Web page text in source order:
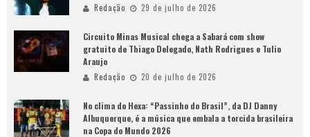
Redação 29 de julho de 2026
Circuito Minas Musical chega a Sabará com show
gratuito de Thiago Delegado, Nath Rodrigues e Tulio
Araujo
Redação 20 de julho de 2026
No clima do Hexa: “Passinho do Brasil”, da DJ Danny
Albuquerque, é a música que embala a torcida brasileira
na Copa do Mundo 2026